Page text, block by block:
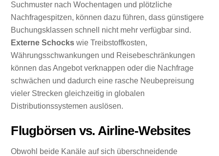
Suchmuster nach Wochentagen und plötzliche
Nachfragespitzen, können dazu führen, dass günstigere
Buchungsklassen schnell nicht mehr verfügbar sind.
Externe Schocks wie Treibstoffkosten,
Währungsschwankungen und Reisebeschränkungen
können das Angebot verknappen oder die Nachfrage
schwächen und dadurch eine rasche Neubepreisung
vieler Strecken gleichzeitig in globalen
Distributionssystemen auslösen.
Flugbörsen vs. Airline-Websites
Obwohl beide Kanäle auf sich überschneidende